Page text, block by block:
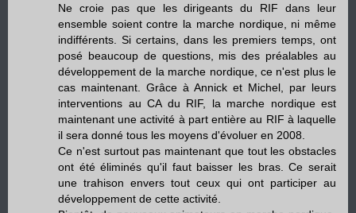
Ne croie pas que les dirigeants du RIF dans leur
ensemble soient contre la marche nordique, ni même
indifférents. Si certains, dans les premiers temps, ont
posé beaucoup de questions, mis des préalables au
développement de la marche nordique, ce n'est plus le
cas maintenant. Grâce à Annick et Michel, par leurs
interventions au CA du RIF, la marche nordique est
maintenant une activité à part entière au RIF à laquelle
il sera donné tous les moyens d'évoluer en 2008.
Ce n'est surtout pas maintenant que tout les obstacles
ont été éliminés qu'il faut baisser les bras. Ce serait
une trahison envers tout ceux qui ont participer au
développement de cette activité.